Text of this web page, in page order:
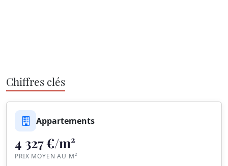
Chiffres clés
Appartements
4 327 €/m²
PRIX MOYEN AU M²